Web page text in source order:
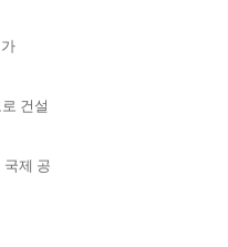
(X_{i},
건설
제 공